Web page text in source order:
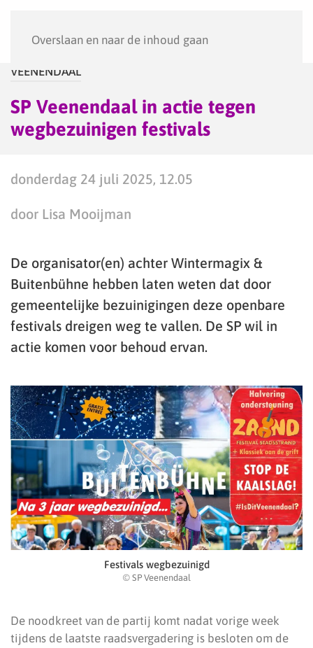
Overslaan en naar de inhoud gaan
VEENENDAAL
SP Veenendaal in actie tegen
wegbezuinigen festivals
donderdag 24 juli 2025, 12.05
door Lisa Mooijman
De organisator(en) achter Wintermagix &
Buitenbühne hebben laten weten dat door
gemeentelijke bezuinigingen deze openbare
festivals dreigen weg te vallen. De SP wil in
actie komen voor behoud ervan.
Festivals wegbezuinigd
© SP Veenendaal
De noodkreet van de partij komt nadat vorige week
tijdens de laatste raadsvergadering is besloten om de